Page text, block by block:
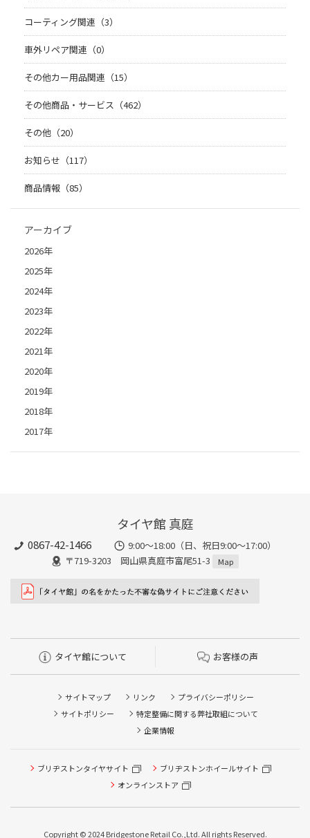
コーティング関連（3）
車外リペア関連（0）
その他カー用品関連（15）
その他商品・サービス（462）
その他（20）
お知らせ（117）
商品情報（85）
アーカイブ
2026年
2025年
2024年
2023年
2022年
2021年
2020年
2019年
2018年
2017年
タイヤ館 真庭
0867-42-1466
9:00～18:00（日、祝日9:00～17:00）
〒719-3203 岡山県真庭市富尾51-3
Map
タイヤ館について お客様の声
サイトマップ リンク
プライバシーポリシー
サイトポリシー
特定整備に関する弊社取組について
企業情報
ブリヂストンタイヤサイト
ブリヂストンホイールサイト
オンラインストア
Copyright © 2024 Bridgestone Retail Co.,Ltd. All rights Reserved.